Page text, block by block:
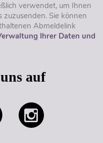
verwendet, um Ihnen
zuzusenden. Sie können
Abmeldelink
Ihrer Daten und
auf